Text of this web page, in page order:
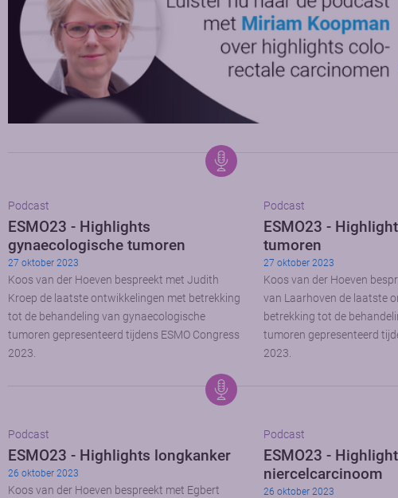
Podcast
ESMO23 - Highlights
gynaecologische tumoren
27 oktober 2023
Koos van der Hoeven bespreekt met Judith
Kroep de laatste ontwikkelingen met betrekking
tot de behandeling van gynaecologische
tumoren gepresenteerd tijdens ESMO Congress
2023.
Podcast
ESMO23 -
tumoren
27 oktober 2023
Koos van der Hoeven
van Laarhoven de laatste
betrekking tot de
tumoren gepresenteerd
2023.
Podcast
ESMO23 - Highlights longkanker
26 oktober 2023
Koos van der Hoeven bespreekt met Egbert
Podcast
ESMO23 -
niercelcarcinoom
26 oktober 2023